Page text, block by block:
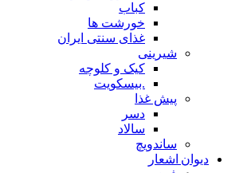
کباب
خورشت ها
غذای سنتی ایران
شیرینی
کیک و کلوچه
.بیسکویت
پیش غذا
دسر
سالاد
ساندویچ
دیوان اشعار